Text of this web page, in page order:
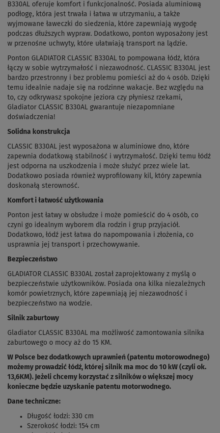
B330AL oferuje komfort i funkcjonalność. Posiada aluminiową
podłogę, która jest trwała i łatwa w utrzymaniu, a także
wyjmowane ławeczki do siedzenia, które zapewniają wygodę
podczas dłuższych wypraw. Dodatkowo, ponton wyposażony jest
w przenośne uchwyty, które ułatwiają transport na lądzie.
Ponton GLADIATOR CLASSIC B330AL to pompowana łódź, która
łączy w sobie wytrzymałość i niezawodność. CLASSIC B330AL jest
bardzo przestronny i bez problemu pomieści aż do 4 osób. Dzięki
temu idealnie nadaje się na rodzinne wakacje. Bez względu na
to, czy odkrywasz spokojne jeziora czy płyniesz rzekami,
Gladiator CLASSIC B330AL gwarantuje niezapomniane
doświadczenia!
Solidna konstrukcja
CLASSIC B330AL jest wyposażona w aluminiowe dno, które
zapewnia dodatkową stabilność i wytrzymałość. Dzięki temu łódź
jest odporna na uszkodzenia i może służyć przez wiele lat.
Dodatkowo posiada również wyprofilowany kil, który zapewnia
doskonałą sterowność.
Komfort i łatwość użytkowania
Ponton jest łatwy w obsłudze i może pomieścić do 4 osób, co
czyni go idealnym wyborem dla rodzin i grup przyjaciół.
Dodatkowo, łódź jest łatwa do napompowania i złożenia, co
usprawnia jej transport i przechowywanie.
Bezpieczeństwo
GLADIATOR CLASSIC B330AL został zaprojektowany z myślą o
bezpieczeństwie użytkowników. Posiada ona kilka niezależnych
komór powietrznych, które zapewniają jej niezawodność i
bezpieczeństwo na wodzie.
Silnik zaburtowy
Gladiator CLASSIC B330AL ma możliwość zamontowania silnika
zaburtowego o mocy aż do 15 KM.
W Polsce bez dodatkowych uprawnień (patentu motorowodnego)
możemy prowadzić łódź, której silnik ma moc do 10 kW (czyli ok.
13,6KM). Jeżeli chcemy korzystać z silników o większej mocy
konieczne będzie uzyskanie patentu motorwodnego.
Dane techniczne:
Długość łodzi: 330 cm
Szerokość łodzi: 154 cm